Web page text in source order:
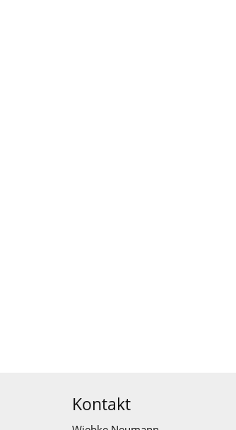
Kontakt